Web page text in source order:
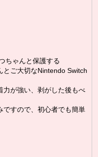
ちゃんと保護する
とご大切なNintendo Switch
力が強い、剥がした後もべ
ですので、初心者でも簡単